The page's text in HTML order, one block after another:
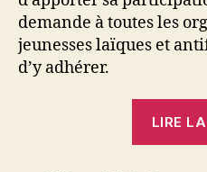
demande à toutes les
jeunesses laïques et
d’y adhérer.
LIRE